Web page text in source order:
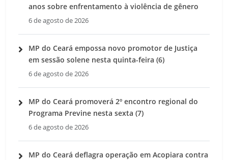
anos sobre enfrentamento à violência de gênero
6 de agosto de 2026
MP do Ceará empossa novo promotor de Justiça
em sessão solene nesta quinta-feira (6)
6 de agosto de 2026
MP do Ceará promoverá 2º encontro regional do
Programa Previne nesta sexta (7)
6 de agosto de 2026
MP do Ceará deflagra operação em Acopiara contra